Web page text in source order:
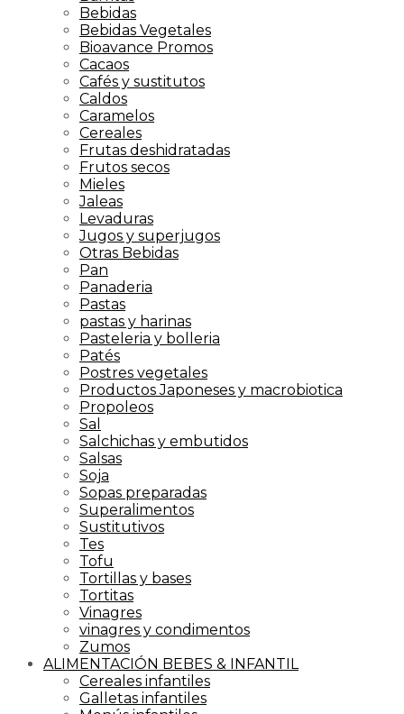
Bebidas
Bebidas Vegetales
Bioavance Promos
Cacaos
Cafés y sustitutos
Caldos
Caramelos
Cereales
Frutas deshidratadas
Frutos secos
Mieles
Jaleas
Levaduras
Jugos y superjugos
Otras Bebidas
Pan
Panaderia
Pastas
pastas y harinas
Pasteleria y bolleria
Patés
Postres vegetales
Productos Japoneses y macrobiotica
Propoleos
Sal
Salchichas y embutidos
Salsas
Soja
Sopas preparadas
Superalimentos
Sustitutivos
Tes
Tofu
Tortillas y bases
Tortitas
Vinagres
vinagres y condimentos
Zumos
ALIMENTACIÓN BEBES & INFANTIL
Cereales infantiles
Galletas infantiles